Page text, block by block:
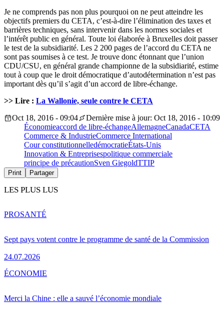
Je ne comprends pas non plus pourquoi on ne peut atteindre les
objectifs premiers du CETA, c’est-à-dire l’élimination des taxes et
barrières techniques, sans intervenir dans les normes sociales et
l’intérêt public en général. Toute loi élaborée à Bruxelles doit passer
le test de la subsidiarité. Les 2 200 pages de l’accord du CETA ne
sont pas soumises à ce test. Je trouve donc étonnant que l’union
CDU/CSU, en général grande championne de la subsidiarité, estime
tout à coup que le droit démocratique d’autodétermination n’est pas
important dès qu’il s’agit d’un accord de libre-échange.
>> Lire : La Wallonie, seule contre le CETA
Oct 18, 2016 - 09:04
Dernière mise à jour: Oct 18, 2016 - 10:09
Économieaccord de libre-échangeAllemagneCanadaCETA
Commerce & IndustrieCommerce International
Cour constitutionnelledémocratieÉtats-Unis
Innovation & Entreprisespolitique commerciale
principe de précautionSven GiegoldTTIP
Print Partager
LES PLUS LUS
Sept pays votent contre le programme de santé de la Commission
24.07.2026
PROSANTÉ
Merci la Chine : elle a sauvé l’économie mondiale
ÉCONOMIE